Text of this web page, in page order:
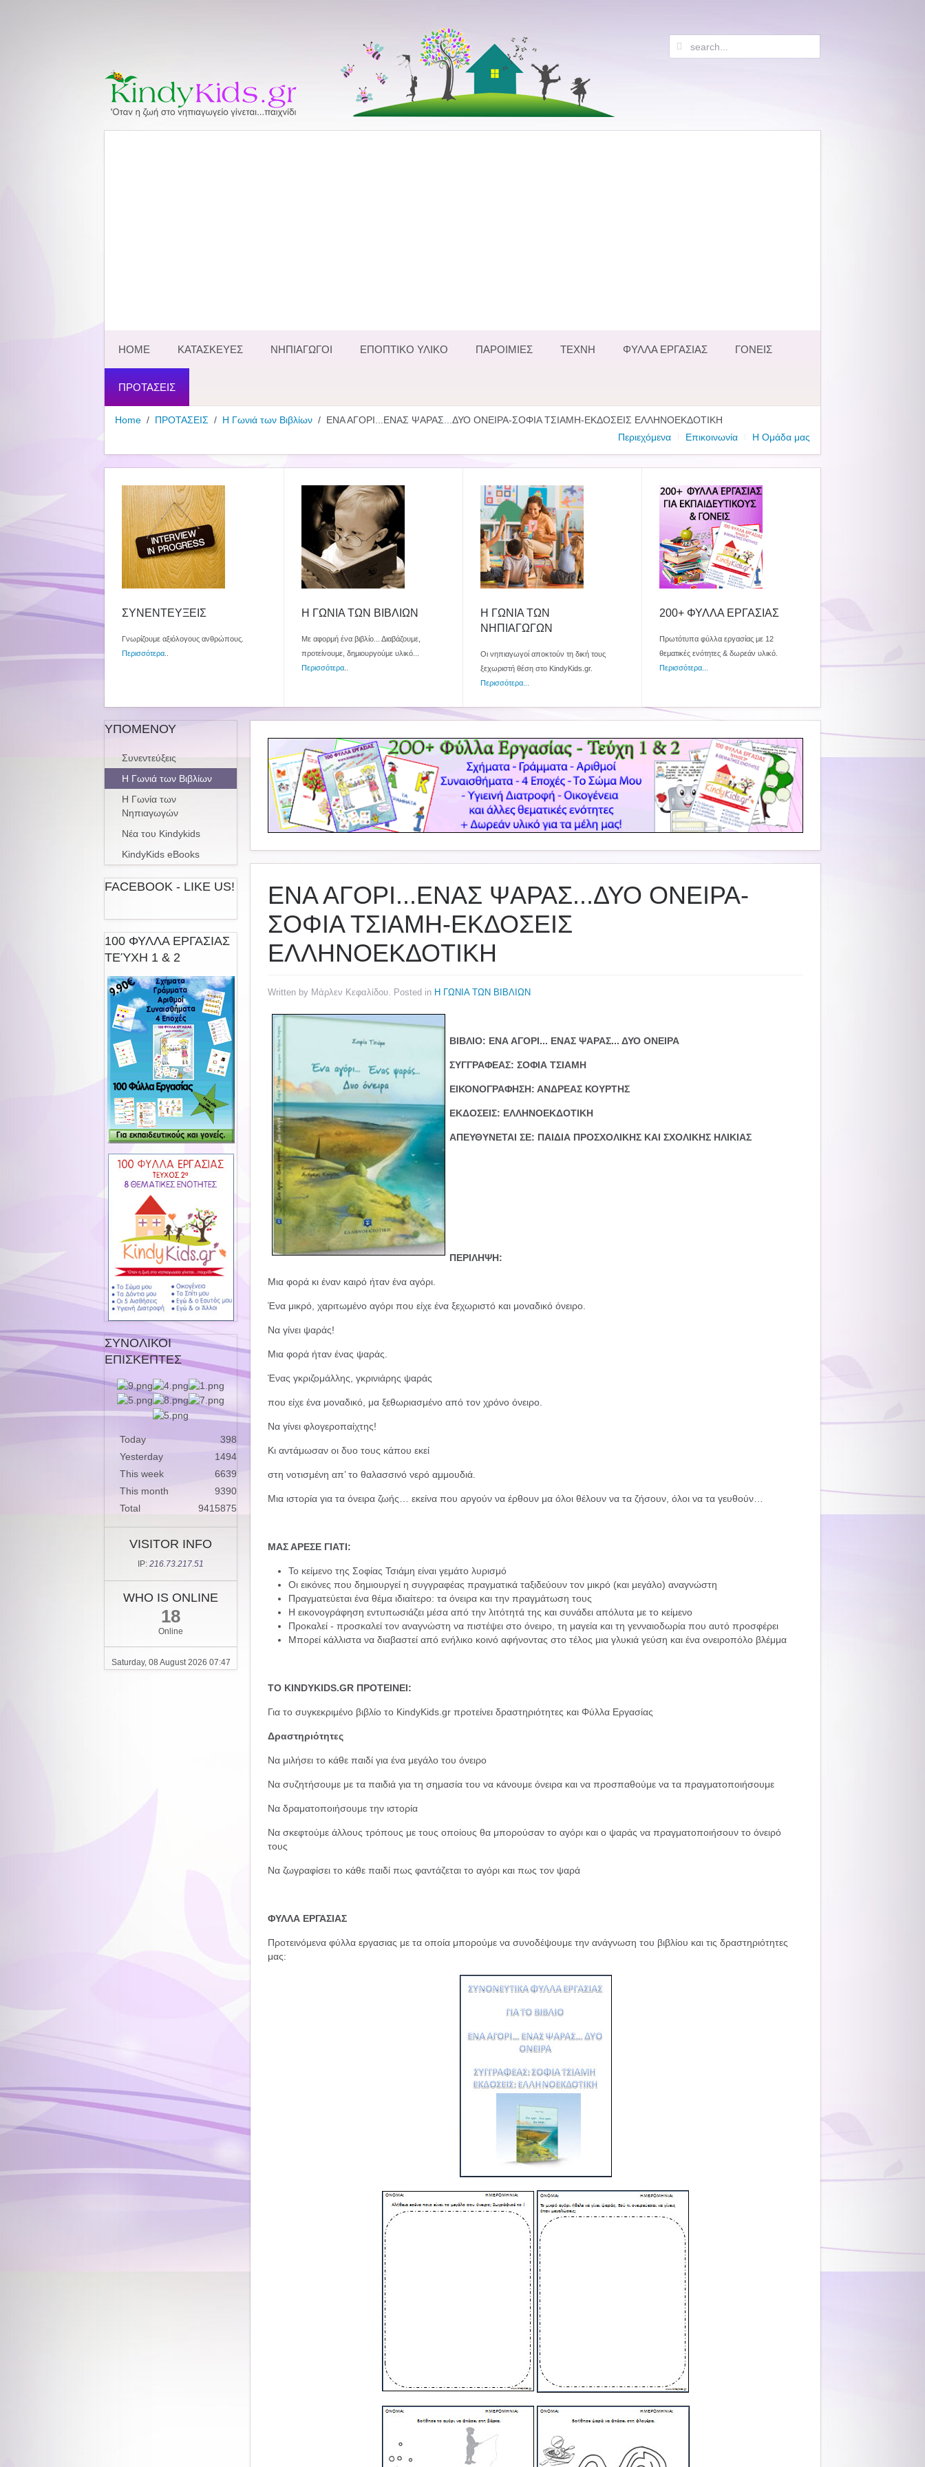
HOME ΚΑΤΑΣΚΕΥΕΣ ΝΗΠΙΑΓΩΓΟΙ ΕΠΟΠΤΙΚΟ ΥΛΙΚΟ ΠΑΡΟΙΜΙΕΣ ΤΕΧΝΗ ΦΥΛΛΑ ΕΡΓΑΣΙΑΣ ΓΟΝΕΙΣ
ΠΡΟΤΑΣΕΙΣ
Home ΠΡΟΤΑΣΕΙΣ Η Γωνιά των Βιβλίων
ΕΝΑ ΑΓΟΡΙ...ΕΝΑΣ ΨΑΡΑΣ...ΔΥΟ ΟΝΕΙΡΑ-ΣΟΦΙΑ ΤΣΙΑΜΗ-ΕΚΔΟΣΕΙΣ ΕΛΛΗΝΟΕΚΔΟΤΙΚΗ
Περιεχόμενα
Επικοινωνία Η Ομάδα μας
ΣΥΝΕΝΤΕΥΞΕΙΣ
Γνωρίζουμε αξιόλογους ανθρώπους.
Περισσότερα
Η ΓΩΝΙΑ ΤΩΝ ΒΙΒΛΙΩΝ
Με αφορμή ένα βιβλίο... Διαβάζουμε,
προτείνουμε, δημιουργούμε υλικό...
Περισσότερα
Η ΓΩΝΙΑ ΤΩΝ
ΝΗΠΙΑΓΩΓΩΝ
Οι νηπιαγωγοί αποκτούν τη δική τους
ξεχωριστή θέση στο KindyKids.gr.
Περισσότερα...
200+ ΦΥΛΛΑ ΕΡΓΑΣΙΑΣ
Πρωτότυπα φύλλα εργασίας με 12
θεματικές ενότητες & δωρεάν υλικό.
Περισσότερα...
ΕΝΑ ΑΓΟΡΙ...ΕΝΑΣ ΨΑΡΑΣ...ΔΥΟ ΟΝΕΙΡΑ-
ΣΟΦΙΑ ΤΣΙΑΜΗ-ΕΚΔΟΣΕΙΣ
ΕΛΛΗΝΟΕΚΔΟΤΙΚΗ
Written by Μάρλεν Κεφαλίδου. Posted in Η ΓΩΝΙΑ ΤΩΝ ΒΙΒΛΙΩΝ
ΒΙΒΛΙΟ: ΕΝΑ ΑΓΟΡΙ... ΕΝΑΣ ΨΑΡΑΣ... ΔΥΟ ΟΝΕΙΡΑ
ΣΥΓΓΡΑΦΕΑΣ: ΣΟΦΙΑ ΤΣΙΑΜΗ
ΕΙΚΟΝΟΓΡΑΦΗΣΗ: ΑΝΔΡΕΑΣ ΚΟΥΡΤΗΣ
ΕΚΔΟΣΕΙΣ: ΕΛΛΗΝΟΕΚΔΟΤΙΚΗ
ΑΠΕΥΘΥΝΕΤΑΙ ΣΕ: ΠΑΙΔΙΑ ΠΡΟΣΧΟΛΙΚΗΣ ΚΑΙ ΣΧΟΛΙΚΗΣ ΗΛΙΚΙΑΣ
ΠΕΡΙΛΗΨΗ:
Μια φορά κι έναν καιρό ήταν ένα αγόρι.
Ένα μικρό, χαριτωμένο αγόρι που είχε ένα ξεχωριστό και μοναδικό όνειρο.
Να γίνει ψαράς!
Μια φορά ήταν ένας ψαράς.
Ένας γκριζομάλλης, γκρινιάρης ψαράς
που είχε ένα μοναδικό, μα ξεθωριασμένο από τον χρόνο όνειρο.
Να γίνει φλογεροπαίχτης!
Κι αντάμωσαν οι δυο τους κάπου εκεί
στη νοτισμένη απ’ το θαλασσινό νερό αμμουδιά.
Μια ιστορία για τα όνειρα ζωής… εκείνα που αργούν να έρθουν μα όλοι θέλουν να τα ζήσουν, όλοι να τα γευθούν…
ΜΑΣ ΑΡΕΣΕ ΓΙΑΤΙ:
Το κείμενο της Σοφίας Τσιάμη είναι γεμάτο λυρισμό
Οι εικόνες που δημιουργεί η συγγραφέας πραγματικά ταξιδεύουν τον μικρό (και μεγάλο) αναγνώστη
Πραγματεύεται ένα θέμα ιδιαίτερο: τα όνειρα και την πραγμάτωση τους
Η εικονογράφηση εντυπωσιάζει μέσα από την λιτότητά της και συνάδει απόλυτα με το κείμενο
Προκαλεί - προσκαλεί τον αναγνώστη να πιστέψει στο όνειρο, τη μαγεία και τη γενναιοδωρία που αυτό προσφέρει
Μπορεί κάλλιστα να διαβαστεί από ενήλικο κοινό αφήνοντας στο τέλος μια γλυκιά γεύση και ένα ονειροπόλο βλέμμα
ΤΟ KINDYKIDS.GR ΠΡΟΤΕΙΝΕΙ:
Για το συγκεκριμένο βιβλίο το KindyKids.gr προτείνει δραστηριότητες και Φύλλα Εργασίας
Δραστηριότητες
Να μιλήσει το κάθε παιδί για ένα μεγάλο του όνειρο
Να συζητήσουμε με τα παιδιά για τη σημασία του να κάνουμε όνειρα και να προσπαθούμε να τα πραγματοποιήσουμε
Να δραματοποιήσουμε την ιστορία
Να σκεφτούμε άλλους τρόπους με τους οποίους θα μπορούσαν το αγόρι και ο ψαράς να πραγματοποιήσουν το όνειρό
τους
Να ζωγραφίσει το κάθε παιδί πως φαντάζεται το αγόρι και πως τον ψαρά
ΦΥΛΛΑ ΕΡΓΑΣΙΑΣ
Προτεινόμενα φύλλα εργασιας με τα οποία μπορούμε να συνοδέψουμε την ανάγνωση του βιβλίου και τις δραστηριότητες
μας:
ΥΠΟΜΕΝΟΥ
Συνεντεύξεις
Η Γωνιά των Βιβλίων
Η Γωνία των
Νηπιαγωγών
Νέα του Kindykids
KindyKids eBooks
FACEBOOK - LIKE US!
100 ΦΥΛΛΑ ΕΡΓΑΣΙΑΣ
ΤΕΎΧΗ 1 & 2
ΣΥΝΟΛΙΚΟΙ
ΕΠΙΣΚΕΠΤΕΣ
Today
398
Yesterday
1494
This week
6639
This month
9390
Total
9415875
VISITOR INFO
IP: 216.73.217.51
WHO IS ONLINE
18
Online
Saturday, 08 August 2026 07:47